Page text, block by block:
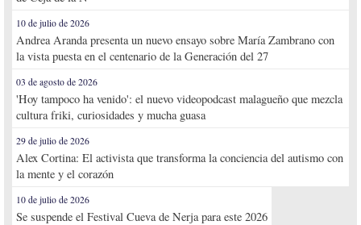
10 de julio de 2026
Andrea Aranda presenta un nuevo ensayo sobre María Zambrano con
la vista puesta en el centenario de la Generación del 27
03 de agosto de 2026
'Hoy tampoco ha venido': el nuevo videopodcast malagueño que mezcla
cultura friki, curiosidades y mucha guasa
29 de julio de 2026
Alex Cortina: El activista que transforma la conciencia del autismo con
la mente y el corazón
10 de julio de 2026
Se suspende el Festival Cueva de Nerja para este 2026